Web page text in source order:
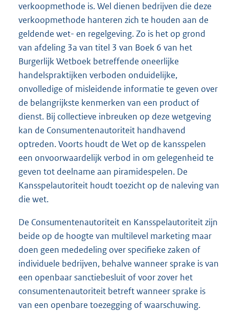
verkoopmethode is. Wel dienen bedrijven die deze
verkoopmethode hanteren zich te houden aan de
geldende wet- en regelgeving. Zo is het op grond
van afdeling 3a van titel 3 van Boek 6 van het
Burgerlijk Wetboek betreffende oneerlijke
handelspraktijken verboden onduidelijke,
onvolledige of misleidende informatie te geven over
de belangrijkste kenmerken van een product of
dienst. Bij collectieve inbreuken op deze wetgeving
kan de Consumentenautoriteit handhavend
optreden. Voorts houdt de Wet op de kansspelen
een onvoorwaardelijk verbod in om gelegenheid te
geven tot deelname aan piramidespelen. De
Kansspelautoriteit houdt toezicht op de naleving van
die wet.
De Consumentenautoriteit en Kansspelautoriteit zijn
beide op de hoogte van multilevel marketing maar
doen geen mededeling over specifieke zaken of
individuele bedrijven, behalve wanneer sprake is van
een openbaar sanctiebesluit of voor zover het
consumentenautoriteit betreft wanneer sprake is
van een openbare toezegging of waarschuwing.